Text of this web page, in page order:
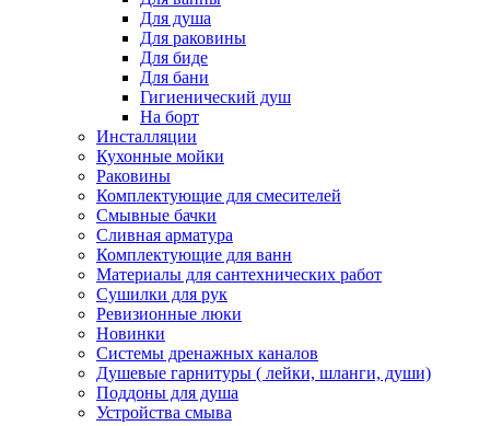
Для душа
Для раковины
Для биде
Для бани
Гигиенический душ
На борт
Инсталляции
Кухонные мойки
Раковины
Комплектующие для смесителей
Смывные бачки
Сливная арматура
Комплектующие для ванн
Материалы для сантехнических работ
Сушилки для рук
Ревизионные люки
Новинки
Системы дренажных каналов
Душевые гарнитуры ( лейки, шланги, души)
Поддоны для душа
Устройства смыва